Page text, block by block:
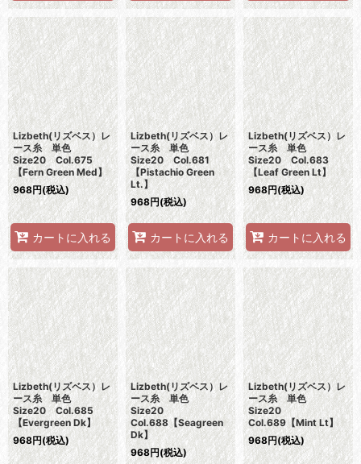
Lizbeth(リズベス）レ
ース糸 単色
Size20 Col.675
【Fern Green Med】
968円(税込)
カートに入れる
Lizbeth(リズベス）レ
ース糸 単色
Size20 Col.681
【Pistachio Green
Lt.】
968円(税込)
カートに入れる
Lizbeth(リズベス）レ
ース糸 単色
Size20 Col.683
【Leaf Green Lt】
968円(税込)
カートに入れる
Lizbeth(リズベス）レ
ース糸 単色
Size20 Col.685
【Evergreen Dk】
968円(税込)
Lizbeth(リズベス）レ
ース糸 単色
Size20
Col.688【Seagreen
Dk】
968円(税込)
Lizbeth(リズベス）レ
ース糸 単色
Size20
Col.689【Mint Lt】
968円(税込)